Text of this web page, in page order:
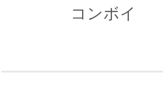
コンボイ